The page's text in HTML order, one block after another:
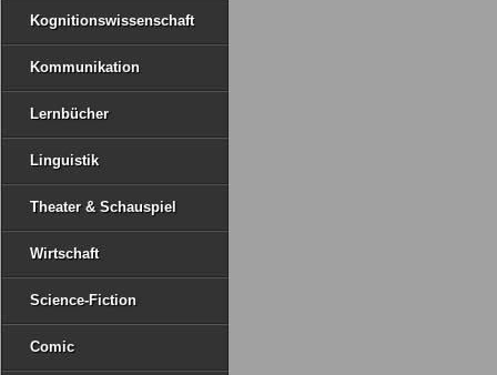
Kognitionswissenschaft
Kommunikation
Lernbücher
Linguistik
Theater & Schauspiel
Wirtschaft
Science-Fiction
Comic